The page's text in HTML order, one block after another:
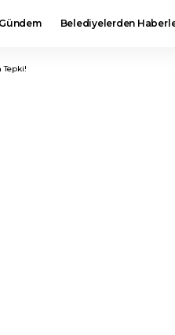
Gündem Belediyelerden
Tepki!